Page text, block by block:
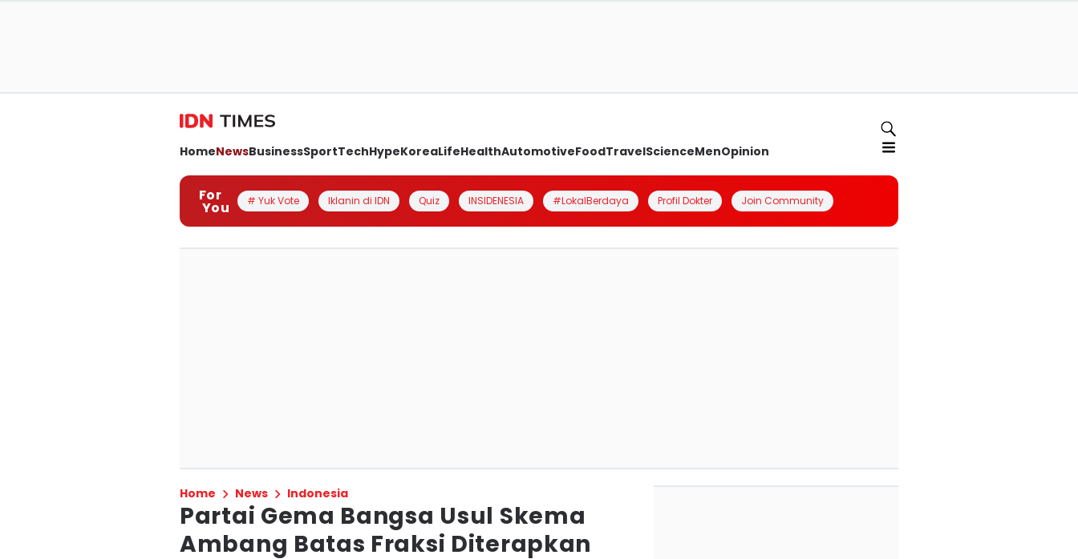
HomeNewsBusinessSportTechHypeKoreaLifeHealthAutomotiveFoodTravelScienceMenOpinion
For
You # Yuk Vote Iklanin di IDN Quiz INSIDENESIA #LokalBerdaya Profil Dokter Join Community
Home News Indonesia
Partai Gema Bangsa Usul Skema
Ambang Batas Fraksi Diterapkan